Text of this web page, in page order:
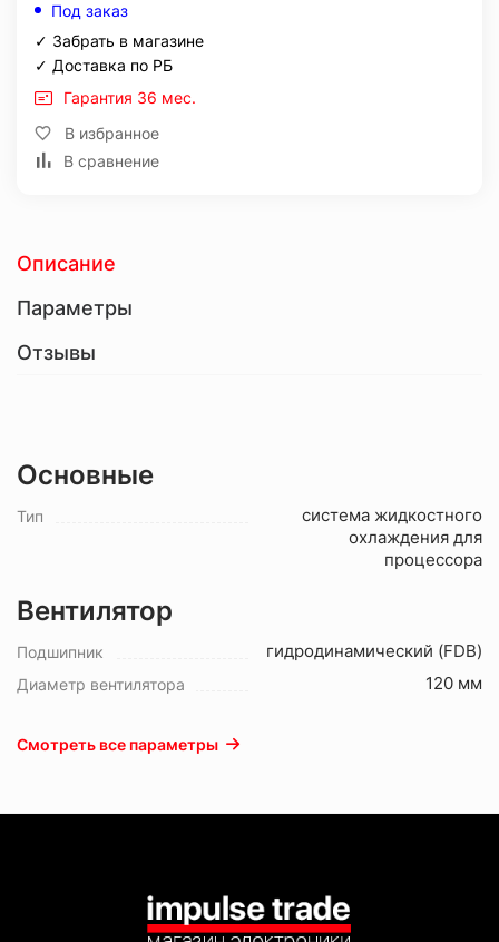
Под заказ
✓ Забрать в магазине
✓ Доставка по РБ
Гарантия 36 мес.
В избранное
В сравнение
Описание
Параметры
Отзывы
Основные
Тип
система жидкостного
охлаждения для
процессора
Вентилятор
Подшипник гидродинамический (FDB)
Диаметр вентилятора 120 мм
Смотреть все параметры